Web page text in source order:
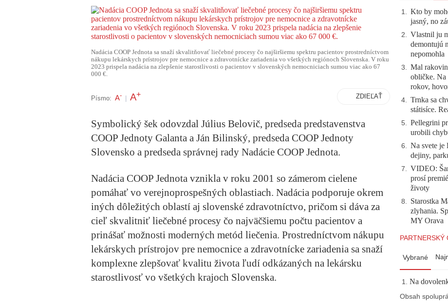
Nadácia COOP Jednota sa snaží skvalitňovať liečebné procesy čo najširšiemu spektru pacientov prostredníctvom
nákupu lekárskych prístrojov pre nemocnice a zdravotnícke zariadenia vo všetkých regiónoch Slovenska. V roku
2023 prispela nadácia na zlepšenie starostlivosti o pacientov v slovenských nemocniciach sumou viac ako 67
000 €.
Písmo: A- A+ ZDIEĽAŤ
Symbolický šek odovzdal Július Belovič, predseda predstavenstva
COOP Jednoty Galanta a Ján Bilinský, predseda COOP Jednoty
Slovensko a predseda správnej rady Nadácie COOP Jednota.
Nadácia COOP Jednota vznikla v roku 2001 so zámerom cielene
pomáhať vo verejnoprospešných oblastiach. Nadácia podporuje okrem
iných dôležitých oblastí aj slovenské zdravotníctvo, pričom si dáva za
cieľ skvalitniť liečebné procesy čo najväčšiemu počtu pacientov a
prinášať možnosti moderných metód liečenia. Prostredníctvom nákupu
lekárskych prístrojov pre nemocnice a zdravotnícke zariadenia sa snaží
komplexne zlepšovať kvalitu života ľudí odkázaných na lekársku
starostlivosť vo všetkých krajoch Slovenska.
1. Kto by
jasný, no
2. Vlastnil ju
demontujú
nepomohla
3. Mal
obličke. Na
rokov,
4. Trnka sa
státisíce.
5. Pellegrini
urobili
6. Na svete je
dejiny,
7. VIDEO:
prosí
životy
8. Starostka
zlyhania.
MY Orava
PARTNERSKÝ
Vybrané
Na
Obsah